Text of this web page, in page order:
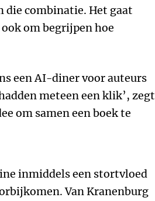
die combinatie. Het gaat
om begrijpen hoe
een AI-diner voor auteurs
meteen een klik’, zegt
om samen een boek te
inmiddels een stortvloed
Van Kranenburg